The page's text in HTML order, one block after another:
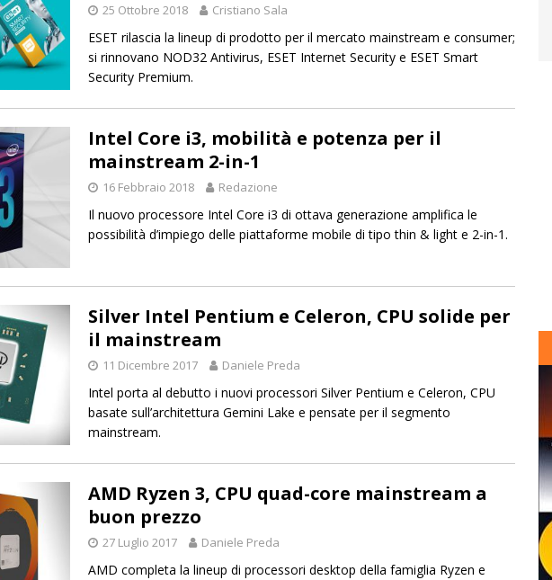
25 Ottobre 2018 Cristiano Sala
ESET rilascia la lineup di prodotto per il mercato mainstream e consumer;
si rinnovano NOD32 Antivirus, ESET Internet Security e ESET Smart
Security Premium.
Intel Core i3, mobilità e potenza per il
mainstream 2-in-1
16 Febbraio 2018 Redazione
Il nuovo processore Intel Core i3 di ottava generazione amplifica le
possibilità d’impiego delle piattaforme mobile di tipo thin & light e 2-in-1.
Silver Intel Pentium e Celeron, CPU solide per
il mainstream
11 Dicembre 2017 Daniele Preda
Intel porta al debutto i nuovi processori Silver Pentium e Celeron, CPU
basate sull’architettura Gemini Lake e pensate per il segmento
mainstream.
AMD Ryzen 3, CPU quad-core mainstream a
buon prezzo
27 Luglio 2017 Daniele Preda
AMD completa la lineup di processori desktop della famiglia Ryzen e